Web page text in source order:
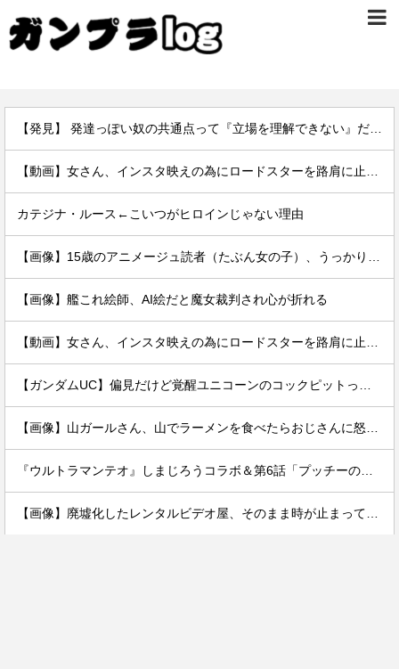
カテジナ・ルース←こいつがヒロインじゃない理由
【画像】艦これ絵師、AI絵だと魔女裁判され心が折れる